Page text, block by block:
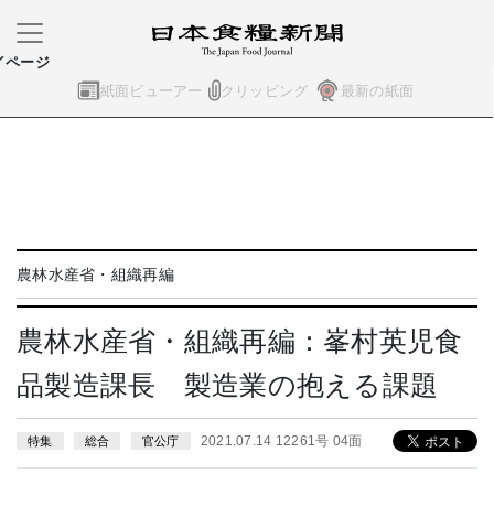
紙面ビューアー クリッピング 最新の紙面
ページ
農林水産省・組織再編
農林水産省・組織再編：峯村英児食
品製造課長 製造業の抱える課題
特集 総合 官公庁 2021.07.14 12261号 04面